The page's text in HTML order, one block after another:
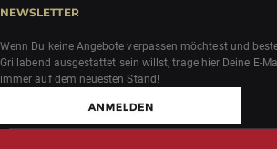
NEWSLETTER
Wenn Du keine Angebote verpassen möchtest und
Grillabend ausgestattet sein willst, trage hier Deine E-
immer auf dem neuesten Stand!